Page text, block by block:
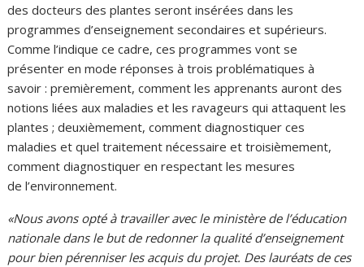
des docteurs des plantes seront insérées dans les
programmes d’enseignement secondaires et supérieurs.
Comme l’indique ce cadre, ces programmes vont se
présenter en mode réponses à trois problématiques à
savoir : premièrement, comment les apprenants auront des
notions liées aux maladies et les ravageurs qui attaquent les
plantes ; deuxièmement, comment diagnostiquer ces
maladies et quel traitement nécessaire et troisièmement,
comment diagnostiquer en respectant les mesures
de l’environnement.
«Nous avons opté à travailler avec le ministère de l’éducation
nationale dans le but de redonner la qualité d’enseignement
pour bien pérenniser les acquis du projet. Des lauréats de ces